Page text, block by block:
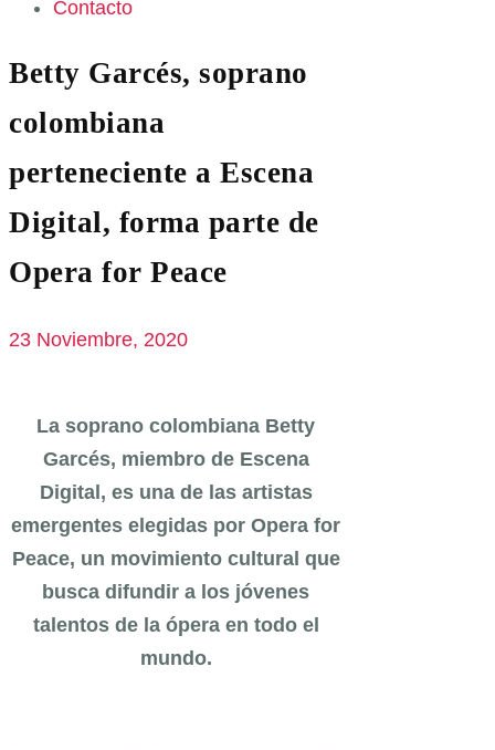
Contacto
Betty Garcés, soprano
colombiana
perteneciente a Escena
Digital, forma parte de
Opera for Peace
23 Noviembre, 2020
La soprano colombiana Betty
Garcés, miembro de Escena
Digital, es una de las artistas
emergentes elegidas por Opera for
Peace, un movimiento cultural que
busca difundir a los jóvenes
talentos de la ópera en todo el
mundo.